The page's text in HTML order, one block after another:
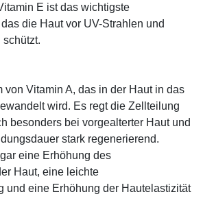
E ist das wichtigste
die Haut vor UV-Strahlen und
schützt.
von Vitamin A, das in der Haut in das
wird. Es regt die Zellteilung
besonders bei vorgealterter Haut und
stark regenerierend.
eine Erhöhung des
Haut, eine leichte
und eine Erhöhung der Hautelastizität